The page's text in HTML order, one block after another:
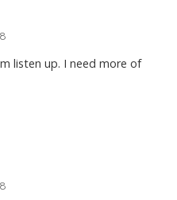
listen up. I need more of